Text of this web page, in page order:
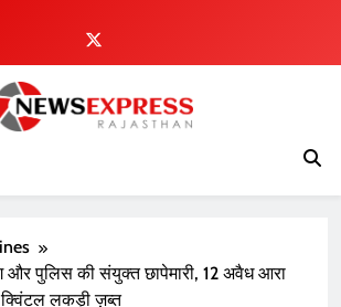
और पुलिस की संयुक्त छापेमारी, 12 अवैध आरा
लकड़ी ज़ब्त